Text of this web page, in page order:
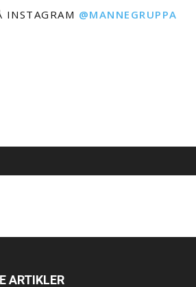
INSTAGRAM @MANNEGRUPPA
ARTIKLER